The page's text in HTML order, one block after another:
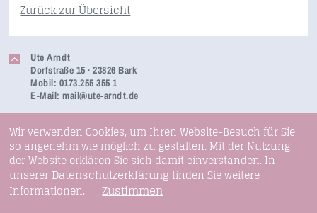
Zurück zur Übersicht
Ute Arndt
Dorfstraße 15 · 23826 Bark
Mobil: 0173.255 355 1
E-Mail:mail@ute-arndt.de
Wir verwenden Cookies, um Ihren Website-Besuch für Sie
so angenehm wie möglich zu gestalten. Mit der Nutzung
der Website erklären Sie sich damit einverstanden. In
unsererDatenschutzerklärung finden Sie weitere
Informationen.Zustimmen